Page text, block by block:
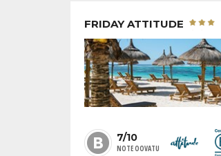
FRIDAY ATTITUDE
7/10
NOTE OOVATU